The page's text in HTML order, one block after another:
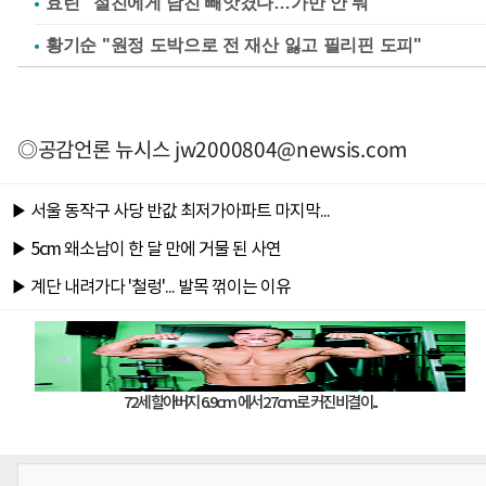
황기순 "원정 도박으로 전 재산 잃고 필리핀 도피"
◎공감언론 뉴시스jw2000804@newsis.com